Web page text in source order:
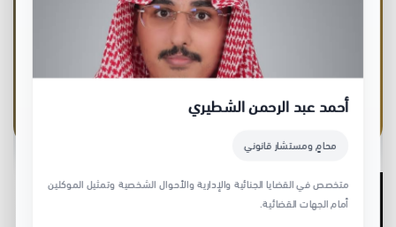
اتصل الآن
اطلب استشارة قانونية
6 معايير تفرق بين المحامي
أحمد عبد الرحمن الشطيري
محامٍ ومستشار قانوني
متخصص في القضايا الجنائية والإدارية والأحوال الشخصية وتمثيل الموكلين
أمام الجهات القضائية.